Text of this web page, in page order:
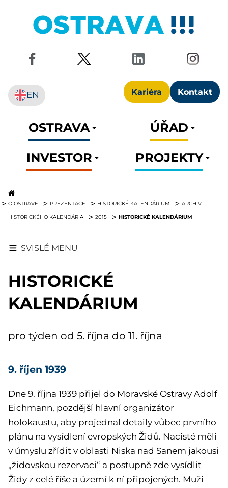
Kariéra Kontakt
EN
OSTRAVA
ÚŘAD
INVESTOR
PROJEKTY
O OSTRAVĚ PREZENTACE HISTORICKÉ KALENDÁRIUM ARCHIV
HISTORICKÉHO KALENDÁRIA 2015 HISTORICKÉ KALENDÁRIUM
SVISLÉ MENU
HISTORICKÉ
KALENDÁRIUM
pro týden od 5. října do 11. října
9. říjen 1939
Dne 9. října 1939 přijel do Moravské Ostravy Adolf
Eichmann, pozdější hlavní organizátor
holokaustu, aby projednal detaily vůbec prvního
plánu na vysídlení evropských Židů. Nacisté měli
v úmyslu zřídit v oblasti Niska nad Sanem jakousi
„židovskou rezervaci“ a postupně zde vysídlit
Židy z celé říše a území k ní připojených. Muži